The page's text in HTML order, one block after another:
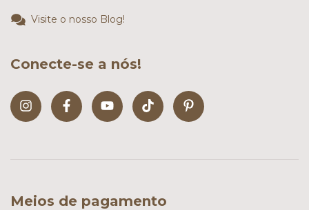
Visite o nosso Blog!
Conecte-se a nós!
Meios de pagamento